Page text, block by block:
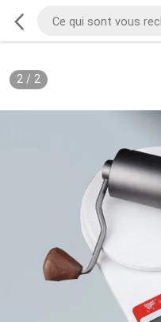
2/ 2